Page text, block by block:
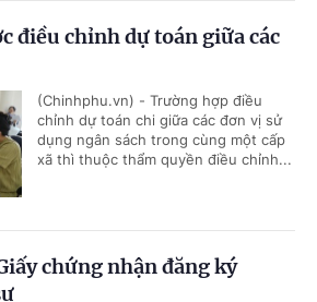
điều chỉnh dự toán giữa các
(Chinhphu.vn) - Trường hợp điều
chỉnh dự toán chi giữa các đơn vị sử
dụng ngân sách trong cùng một cấp
xã thì thuộc thẩm quyền điều chỉnh...
chứng nhận đăng ký